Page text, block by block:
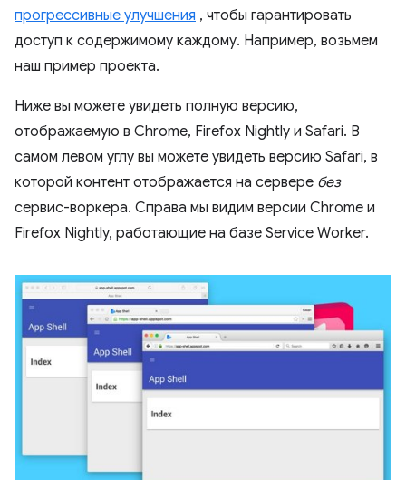
прогрессивные улучшения , чтобы гарантировать
доступ к содержимому каждому. Например, возьмем
наш пример проекта.
Ниже вы можете увидеть полную версию,
отображаемую в Chrome, Firefox Nightly и Safari. В
самом левом углу вы можете увидеть версию Safari, в
которой контент отображается на сервере без
сервис-воркера. Справа мы видим версии Chrome и
Firefox Nightly, работающие на базе Service Worker.